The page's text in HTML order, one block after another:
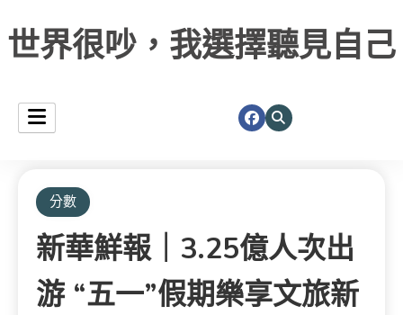
世界很吵，我選擇聽見自己
分數
新華鮮報｜3.25億人次出
游 “五一”假期樂享文旅新